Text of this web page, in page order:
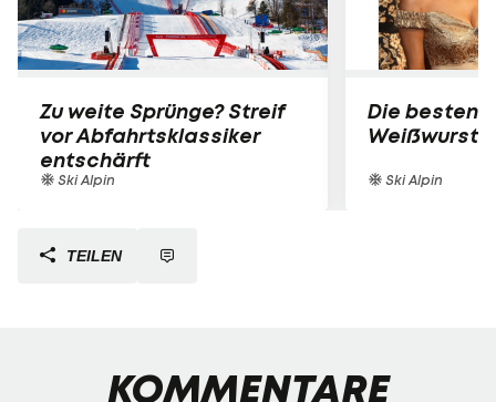
Zu weite Sprünge? Streif
vor Abfahrtsklassiker
entschärft
Ski Alpin
Die besten
Weißwurst-
Ski Alpin
TEILEN
KOMMENTARE